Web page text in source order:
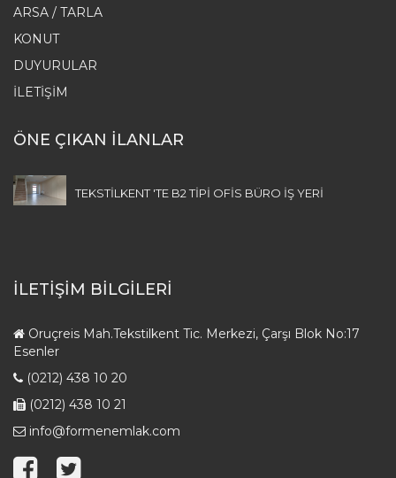
ARSA / TARLA
KONUT
DUYURULAR
İLETIŞIM
ÖNE ÇIKAN İLANLAR
TEKSTİLKENT 'TE B2 TİPİ OFİS BÜRO İŞ YERİ
İLETİŞİM BİLGİLERİ
Oruçreis Mah.Tekstilkent Tic. Merkezi, Çarşı Blok No:17
Esenler
(0212) 438 10 20
(0212) 438 10 21
info@formenemlak.com